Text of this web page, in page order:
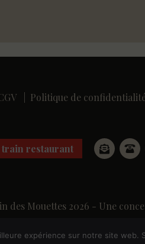
Politique de
train restaurant
des Mouettes 2026 - Une
expérience sur notre site